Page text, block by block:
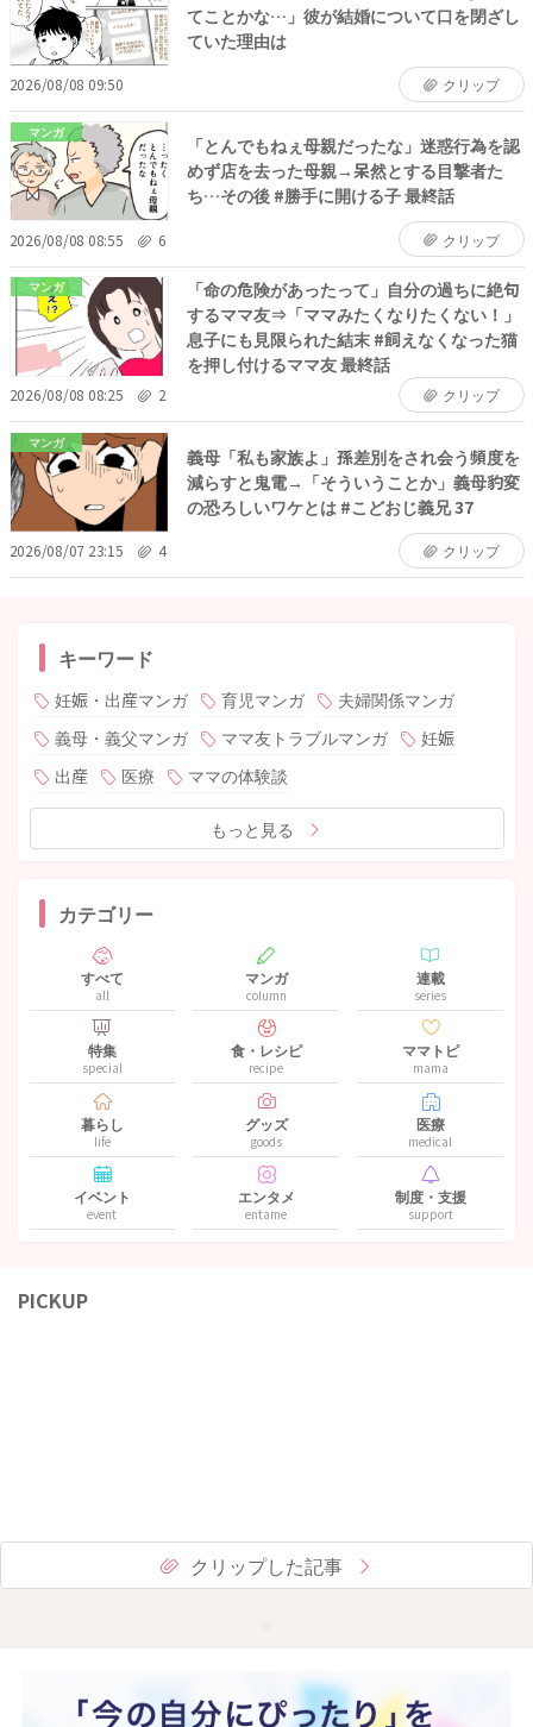
てことかな…」彼が結婚について口を閉ざし
ていた理由は
2026/08/08 09:50 クリップ
マンガ
「とんでもねぇ母親だったな」迷惑行為を認
めず店を去った母親→呆然とする目撃者た
ち…その後 #勝手に開ける子 最終話
2026/08/08 08:55 6 クリップ
マンガ
「命の危険があったって」自分の過ちに絶句
するママ友⇒「ママみたくなりたくない！」
息子にも見限られた結末 #飼えなくなった猫
を押し付けるママ友 最終話
2026/08/08 08:25 2 クリップ
マンガ
義母「私も家族よ」孫差別をされ会う頻度を
減らすと鬼電→「そういうことか」義母豹変
の恐ろしいワケとは #こどおじ義兄 37
2026/08/07 23:15 4 クリップ
キーワード
妊娠・出産マンガ 育児マンガ
夫婦関係マンガ
義母・義父マンガ
ママ友トラブルマンガ
妊娠
出産
医療 ママの体験談
もっと見る
カテゴリー
すべて
all
マンガ
column
連載
series
特集
special
食・レシピ
recipe
ママトピ
mama
暮らし
life
グッズ
goods
医療
medical
イベント
event
エンタメ
entame
制度・支援
support
PICKUP
クリップした記事